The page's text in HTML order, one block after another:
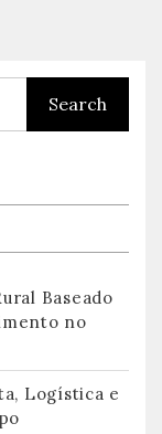
Baseado
no
Logística e